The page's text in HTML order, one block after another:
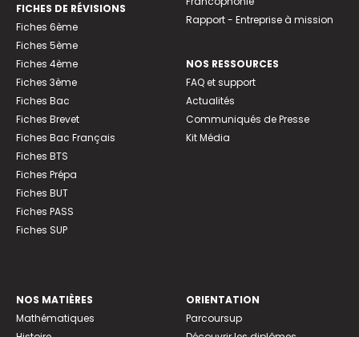
FICHES DE RÉVISIONS
Fiches 6ème
Fiches 5ème
Fiches 4ème
Fiches 3ème
Fiches Bac
Fiches Brevet
Fiches Bac Français
Fiches BTS
Fiches Prépa
Fiches BUT
Fiches PASS
Fiches SUP
Rapport - Entreprise à mission
NOS RESSOURCES
FAQ et support
Actualités
Communiqués de Presse
Kit Média
NOS MATIÈRES
Mathématiques
ORIENTATION
Parcoursup